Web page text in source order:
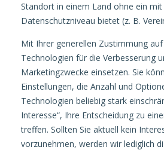
Standort in einem Land ohne ein mit
Datenschutzniveau bietet (z. B.
Mit Ihrer generellen Zustimmung
Technologien für die Verbesserung
Marketingzwecke einsetzen. Sie
Einstellungen, die Anzahl und
Technologien beliebig stark
Interesse“, Ihre Entscheidung zu
treffen. Sollten Sie aktuell kein
vorzunehmen, werden wir lediglich